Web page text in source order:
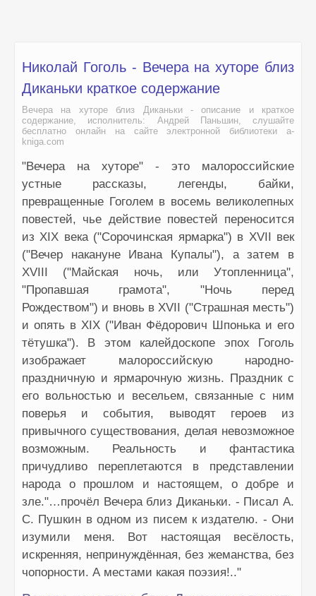
Николай Гоголь - Вечера на хуторе близ
Диканьки краткое содержание
Вечера на хуторе близ Диканьки - описание и краткое
содержание, исполнитель: Андрей Паньшин, слушайте
бесплатно онлайн на сайте электронной библиотеки a-
kniga.com
"Вечера на хуторе" - это малороссийские
устные рассказы, легенды, байки,
превращенные Гоголем в восемь великолепных
повестей, чье действие повестей переносится
из XIX века ("Сорочинская ярмарка") в XVII век
("Вечер накануне Ивана Купалы"), а затем в
XVIII ("Майская ночь, или Утопленница",
"Пропавшая грамота", "Ночь перед
Рождеством") и вновь в XVII ("Страшная месть")
и опять в XIX ("Иван Фёдорович Шпонька и его
тётушка"). В этом калейдоскопе эпох Гоголь
изображает малороссийскую народно-
праздничную и ярмарочную жизнь. Праздник с
его вольностью и весельем, связанные с ним
поверья и события, выводят героев из
привычного существования, делая невозможное
возможным. Реальность и фантастика
причудливо переплетаются в представлении
народа о прошлом и настоящем, о добре и
зле."…прочёл Вечера близ Диканьки. - Писал А.
С. Пушкин в одном из писем к издателю. - Они
изумили меня. Вот настоящая весёлость,
искренняя, непринуждённая, без жеманства, без
чопорности. А местами какая поэзия!.."